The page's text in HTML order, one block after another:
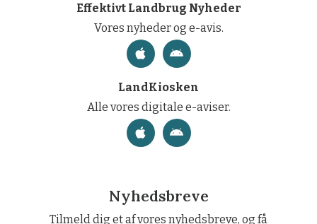
Effektivt Landbrug Nyheder
Vores nyheder og e-avis.
LandKiosken
Alle vores digitale e-aviser.
Nyhedsbreve
Tilmeld dig et af vores nyhedsbreve, og få